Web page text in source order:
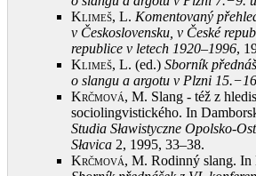
Klimeš, L. Komentovaný
v Československu, v České
republice v letech 1920–1996,
Klimeš, L. (ed.) Sborník
o slangu a argotu v Plzni
Krčmová, M. Slang - též z
sociolingvistického. In
Studia Sławistyczne Opolsko-
Słavica 2, 1995, 33–38.
Krčmová, M. Rodinný slang.